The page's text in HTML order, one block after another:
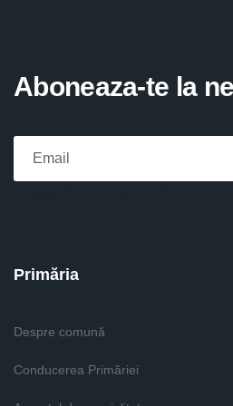
Aboneaza-te la
Primăria
Despre comună
Conducerea Primăriei